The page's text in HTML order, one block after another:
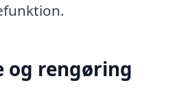
og rengøring